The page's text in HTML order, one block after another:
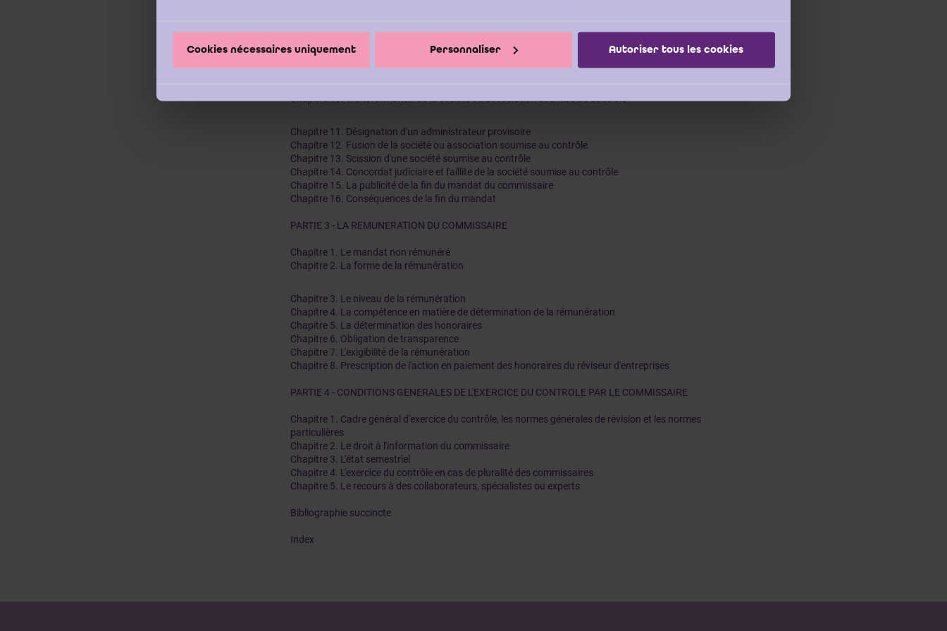
Cookies nécessaires uniquement Personnaliser Autoriser tous les cookies
Chapitre 5. Cessation de commun accord
Chapitre 6. Expiration de la durée du mandat
Chapitre 7. Décès du réviseur ou dissolution de la société de révision
Chapitre 8. Fusion ou scission de la société de révision
Chapitre 10. Transformation de la société ou association soumise au contrôle
Chapitre 11. Désignation d'un administrateur provisoire
Chapitre 12. Fusion de la société ou association soumise au contrôle
Chapitre 13. Scission d'une société soumise au contrôle
Chapitre 14. Concordat judiciaire et faillite de la société soumise au contrôle
Chapitre 15. La publicité de la fin du mandat du commissaire
Chapitre 16. Conséquences de la fin du mandat
PARTIE 3 - LA REMUNERATION DU COMMISSAIRE
Chapitre 1. Le mandat non rémunéré
Chapitre 2. La forme de la rémunération
Chapitre 3. Le niveau de la rémunération
Chapitre 4. La compétence en matière de détermination de la rémunération
Chapitre 5. La détermination des honoraires
Chapitre 6. Obligation de transparence
Chapitre 7. L'exigibilité de la rémunération
Chapitre 8. Prescription de l'action en paiement des honoraires du réviseur d'entreprises
PARTIE 4 - CONDITIONS GENERALES DE L'EXERCICE DU CONTROLE PAR LE COMMISSAIRE
Chapitre 1. Cadre général d'exercice du contrôle, les normes générales de révision et les normes
particulières
Chapitre 2. Le droit à l'information du commissaire
Chapitre 3. L'état semestriel
Chapitre 4. L'exercice du contrôle en cas de pluralité des commissaires
Chapitre 5. Le recours à des collaborateurs, spécialistes ou experts
Bibliographie succincte
Index